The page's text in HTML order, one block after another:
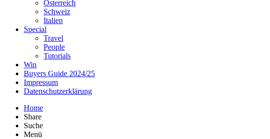
Österreich
Schweiz
Italien
Special
Travel
People
Tutorials
Win
Buyers Guide 2024/25
Impressum
Datenschutzerklärung
Home
Share
Suche
Menü